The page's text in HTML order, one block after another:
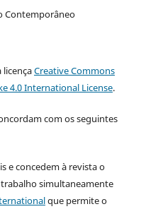
Contemporâneo
licençaCreative Commons
4.0 International License.
com os seguintes
e concedem à revista o
simultaneamente
que permite o